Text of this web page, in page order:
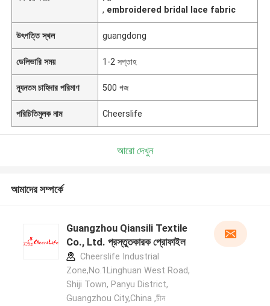
, embroidered bridal lace fabric
উৎপত্তি স্থল guangdong
ডেলিভারি সময় 1-2 সপ্তাহ
ন্যূনতম চাহিদার পরিমাণ 500 গজ
পরিচিতিমুলক নাম Cheerslife
আরো দেখুন
আমাদের সম্পর্কে
Guangzhou Qiansili Textile
Co., Ltd. প্রস্তুতকারক প্রোফাইল
Cheerslife Industrial
Zone,No.1Linghuan West Road,
Shiji Town, Panyu District,
Guangzhou City,China ,চীন